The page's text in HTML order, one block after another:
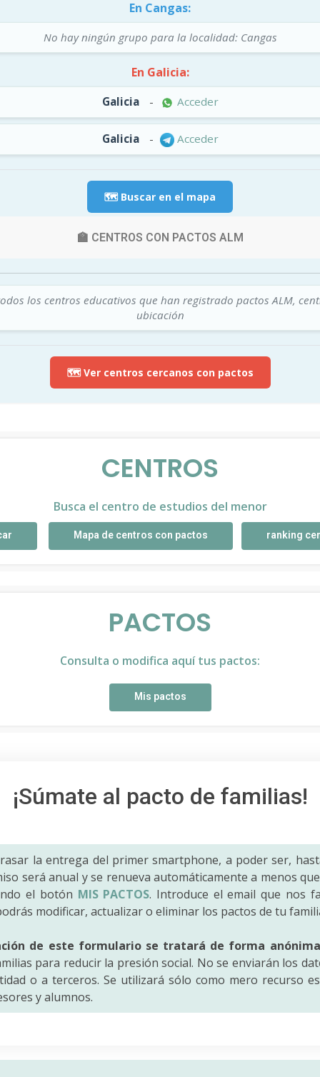
En Cangas:
No hay ningún grupo para la localidad: Cangas
En Galicia:
Galicia - Acceder
Galicia - Acceder
🗺️ Buscar en el mapa
🏫 CENTROS CON PACTOS ALM
los centros educativos que han registrado pactos ALM,
ubicación
🗺️ Ver centros cercanos con pactos
CENTROS
Busca el centro de estudios del menor
Mapa de centros con pactos ranking
PACTOS
Consulta o modifica aquí tus pactos:
Mis pactos
¡Súmate al pacto de familias!
la entrega del primer smartphone, a poder ser,
será anual y se renueva automáticamente a menos
el botón MIS PACTOS. Introduce el email que nos
modificar, actualizar o eliminar los pactos de tu
de este formulario se tratará de forma anónima
para reducir la presión social. No se enviarán los
o a terceros. Se utilizará sólo como mero recurso
y alumnos.